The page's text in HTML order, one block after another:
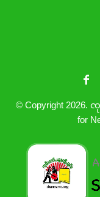
© Copyright 2026.
for